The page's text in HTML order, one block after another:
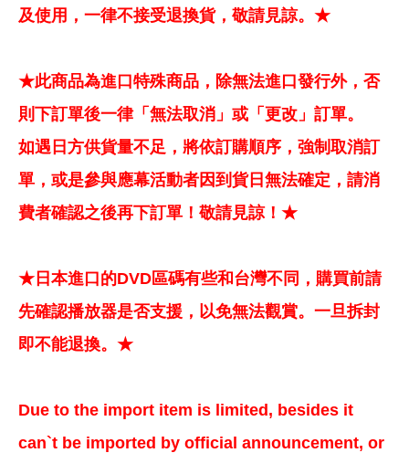
及使用，一律不接受退換貨，敬請見諒。★
★此商品為進口特殊商品，除無法進口發行外，否
則下訂單後一律「無法取消」或「更改」訂單。
如遇日方供貨量不足，將依訂購順序，強制取消訂
單，或是參與應幕活動者因到貨日無法確定，請消
費者確認之後再下訂單！敬請見諒！★
★日本進口的DVD區碼有些和台灣不同，購買前請
先確認播放器是否支援，以免無法觀賞。一旦拆封
即不能退換。★
Due to the import item is limited, besides it
can`t be imported by official announcement, or